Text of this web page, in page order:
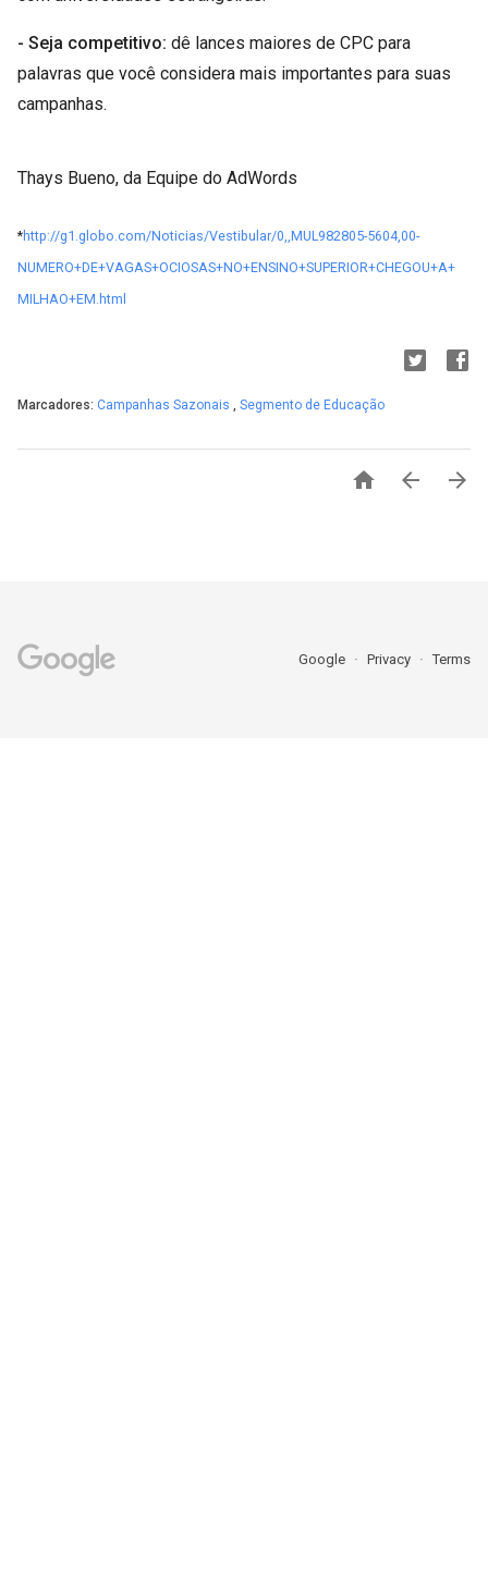
- Seja competitivo: dê lances maiores de CPC para
palavras que você considera mais importantes para suas
campanhas.
Thays Bueno, da Equipe do AdWords
*http://g1.globo.com/Noticias/Vestibular/0,,MUL982805-5604,00-
NUMERO+DE+VAGAS+OCIOSAS+NO+ENSINO+SUPERIOR+CHEGOU+A+
MILHAO+EM.html
Marcadores: Campanhas Sazonais , Segmento de Educação
  
Google Privacy Terms